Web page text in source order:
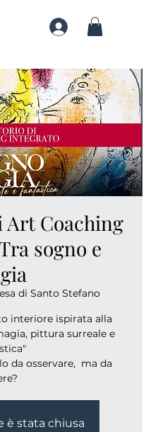
Coaching
sogno e
di Santo Stefano
interiore ispirata alla
pittura surreale e
da osservare, ma da
è stata chiusa